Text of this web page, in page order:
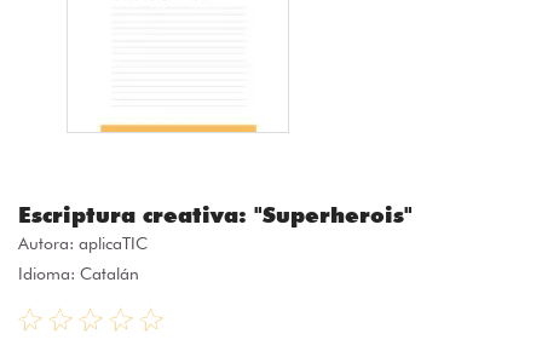
Escriptura creativa: "Superherois"
Autora: aplicaTIC
Idioma: Catalán